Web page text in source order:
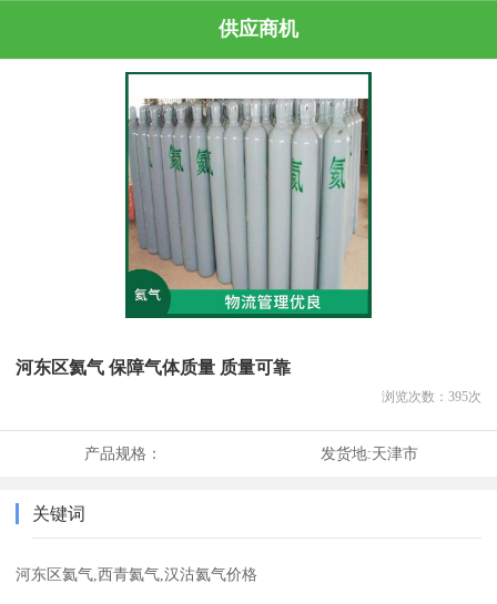
供应商机
河东区氦气 保障气体质量 质量可靠
浏览次数： 395次
产品规格： 发货地:天津市
关键词
河东区氦气,西青氦气,汉沽氦气价格